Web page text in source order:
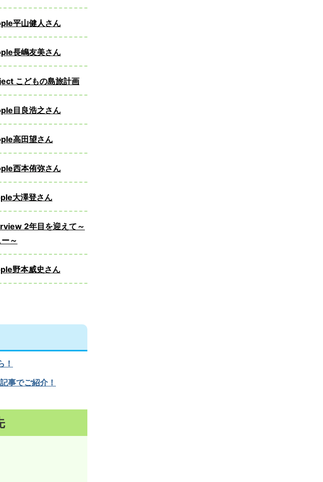
平山健人さん
長嶋友美さん
こどもの島旅計画
目良浩之さん
高田望さん
西本侑弥さん
大澤登さん
2年目を迎えて～
～
野本威史さん
でご紹介！